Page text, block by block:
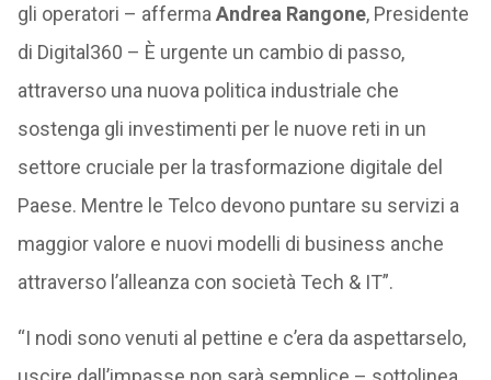
gli operatori – afferma Andrea Rangone, Presidente
di Digital360 – È urgente un cambio di passo,
attraverso una nuova politica industriale che
sostenga gli investimenti per le nuove reti in un
settore cruciale per la trasformazione digitale del
Paese. Mentre le Telco devono puntare su servizi a
maggior valore e nuovi modelli di business anche
attraverso l’alleanza con società Tech & IT”.
“I nodi sono venuti al pettine e c’era da aspettarselo,